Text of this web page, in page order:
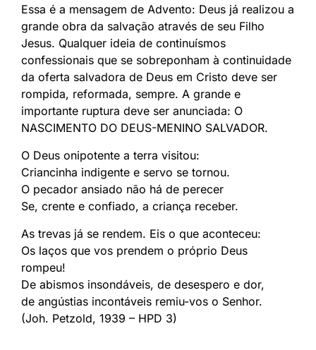
Essa é a mensagem de Advento: Deus já realizou a
grande obra da salvação através de seu Filho
Jesus. Qualquer ideia de continuísmos
confessionais que se sobreponham à continuidade
da oferta salvadora de Deus em Cristo deve ser
rompida, reformada, sempre. A grande e
importante ruptura deve ser anunciada: O
NASCIMENTO DO DEUS-MENINO SALVADOR.
O Deus onipotente a terra visitou:
Criancinha indigente e servo se tornou.
O pecador ansiado não há de perecer
Se, crente e confiado, a criança receber.
As trevas já se rendem. Eis o que aconteceu:
Os laços que vos prendem o próprio Deus
rompeu!
De abismos insondáveis, de desespero e dor,
de angústias incontáveis remiu-vos o Senhor.
(Joh. Petzold, 1939 – HPD 3)